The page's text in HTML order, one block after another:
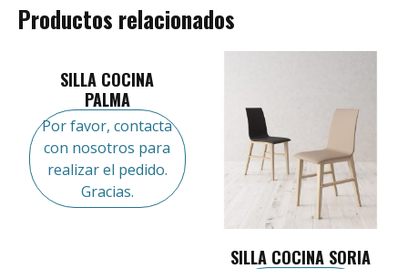
Productos relacionados
SILLA COCINA
PALMA
Por favor, contacta
con nosotros para
realizar el pedido.
Gracias.
SILLA COCINA SORIA